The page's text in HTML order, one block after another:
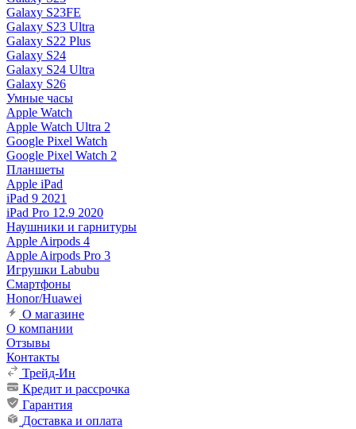
Galaxy S23FE
Galaxy S23 Ultra
Galaxy S22 Plus
Galaxy S24
Galaxy S24 Ultra
Galaxy S26
Умные часы
Apple Watch
Apple Watch Ultra 2
Google Pixel Watch
Google Pixel Watch 2
Планшеты
Apple iPad
iPad 9 2021
iPad Pro 12.9 2020
Наушники и гарнитуры
Apple Airpods 4
Apple Airpods Pro 3
Игрушки Labubu
Смартфоны
Honor/Huawei
О магазине
О компании
Отзывы
Контакты
Трейд-Ин
Кредит и рассрочка
Гарантия
Доставка и оплата